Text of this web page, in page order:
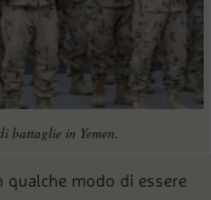
battaglie in Yemen.
qualche modo di essere